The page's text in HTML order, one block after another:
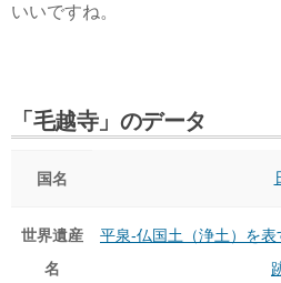
いいですね。
「毛越寺」のデータ
国名
世界遺産
名
平泉-仏国土（浄土）を